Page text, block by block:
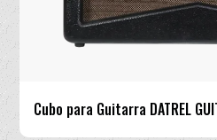
Cubo para Guitarra DATREL